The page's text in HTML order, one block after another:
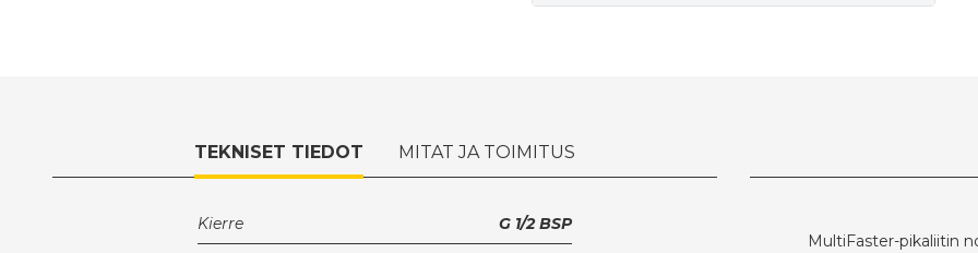
TEKNISET TIEDOT MITAT JA TOIMITUS
Kierre
G 1/2 BSP
MultiFaster-pikaliitin